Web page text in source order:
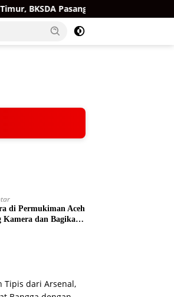
BKSDA Pasang Kamera dan Bagikan
di Permukiman Aceh
Kamera dan Bagikan